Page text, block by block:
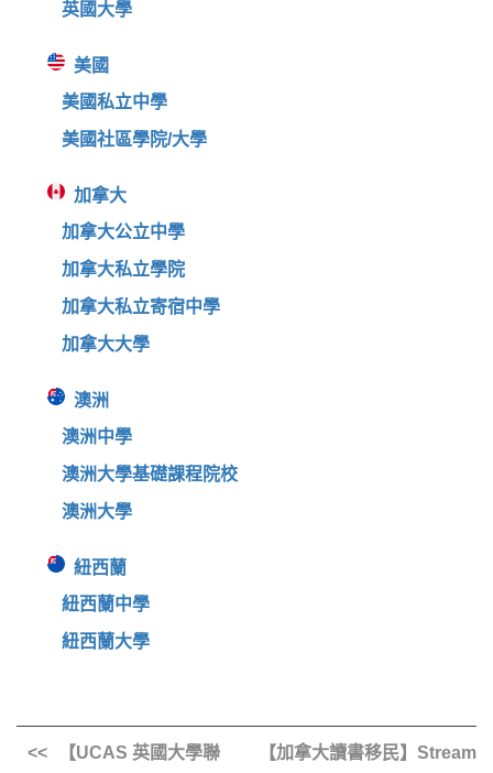
英國大學
美國
美國私立中學
美國社區學院/大學
加拿大
加拿大公立中學
加拿大私立學院
加拿大私立寄宿中學
加拿大大學
澳洲
澳洲中學
澳洲大學基礎課程院校
澳洲大學
紐西蘭
紐西蘭中學
紐西蘭大學
【UCAS 英國大學聯
【加拿大讀書移民】Stream